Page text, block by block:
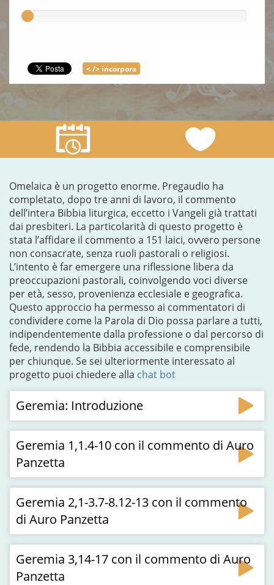
< /> incorpora
Omelaica è un progetto enorme. Pregaudio ha
completato, dopo tre anni di lavoro, il commento
dell’intera Bibbia liturgica, eccetto i Vangeli già trattati
dai presbiteri. La particolarità di questo progetto è
stata l’affidare il commento a 151 laici, ovvero persone
non consacrate, senza ruoli pastorali o religiosi.
L’intento è far emergere una riflessione libera da
preoccupazioni pastorali, coinvolgendo voci diverse
per età, sesso, provenienza ecclesiale e geografica.
Questo approccio ha permesso ai commentatori di
condividere come la Parola di Dio possa parlare a tutti,
indipendentemente dalla professione o dal percorso di
fede, rendendo la Bibbia accessibile e comprensibile
per chiunque. Se sei ulteriormente interessato al
progetto puoi chiedere alla chat bot
Geremia: Introduzione
Geremia 1,1.4-10 con il commento di Auro
Panzetta
Geremia 2,1-3.7-8.12-13 con il commento
di Auro Panzetta
Geremia 3,14-17 con il commento di Auro
Panzetta